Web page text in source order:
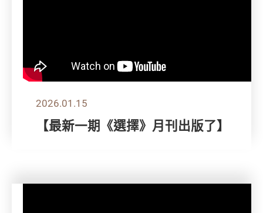
2026.01.15
【最新一期《選擇》月刊出版了】